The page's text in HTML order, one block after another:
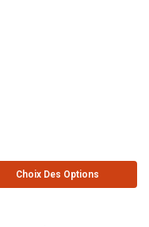
Choix Des Options